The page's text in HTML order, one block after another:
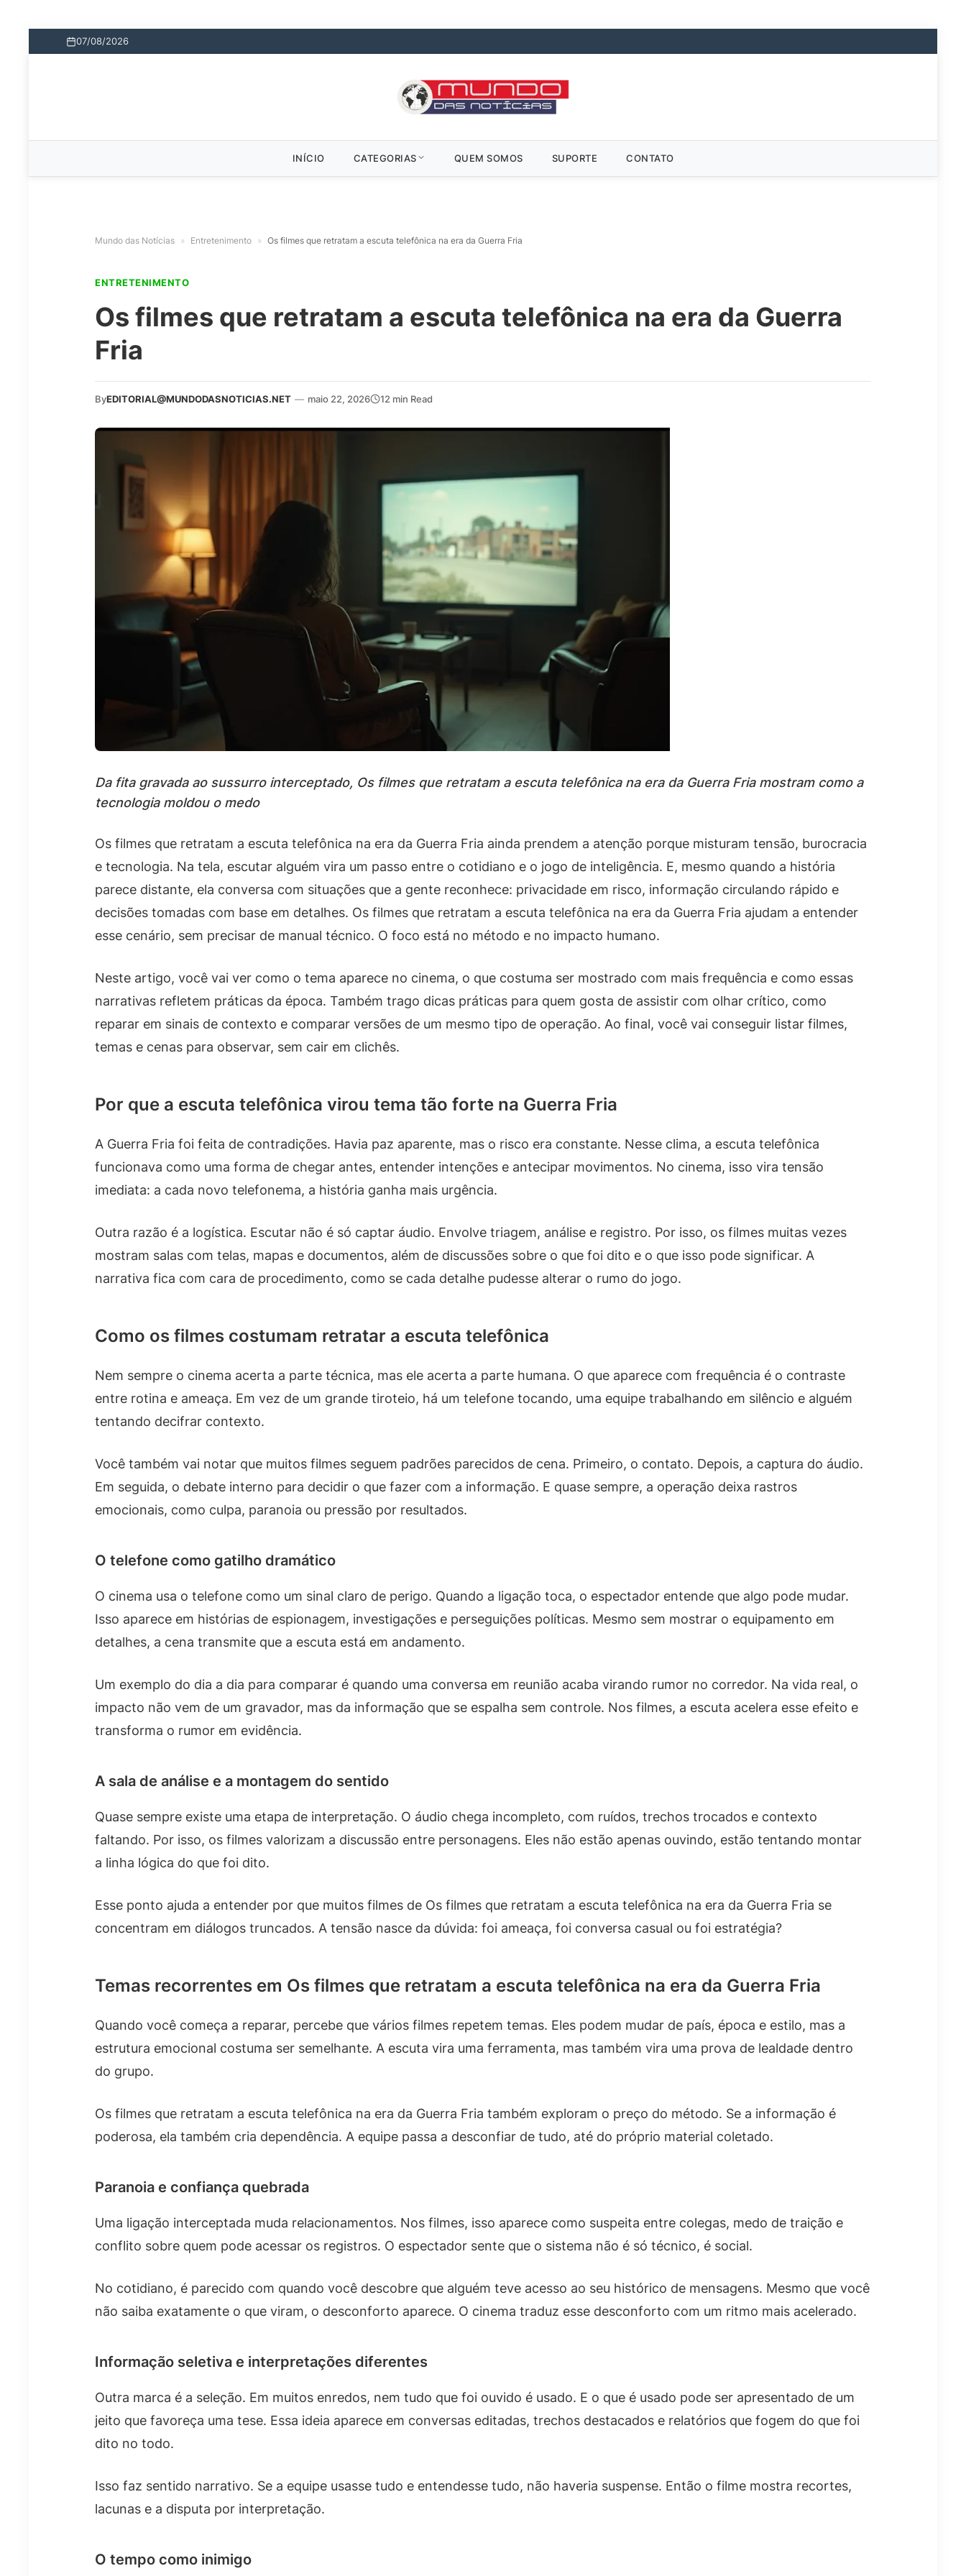
07/08/2026
INÍCIO CATEGORIAS QUEM SOMOS SUPORTE CONTATO
Mundo das Notícias » Entretenimento » Os filmes que retratam a escuta telefônica na era da Guerra Fria
ENTRETENIMENTO
Os filmes que retratam a escuta telefônica na era da Guerra
Fria
ByEDITORIAL@MUNDODASNOTICIAS.NET — maio 22, 2026 12 min Read
Da fita gravada ao sussurro interceptado, Os filmes que retratam a escuta telefônica na era da Guerra Fria mostram como a
tecnologia moldou o medo
Os filmes que retratam a escuta telefônica na era da Guerra Fria ainda prendem a atenção porque misturam tensão, burocracia
e tecnologia. Na tela, escutar alguém vira um passo entre o cotidiano e o jogo de inteligência. E, mesmo quando a história
parece distante, ela conversa com situações que a gente reconhece: privacidade em risco, informação circulando rápido e
decisões tomadas com base em detalhes. Os filmes que retratam a escuta telefônica na era da Guerra Fria ajudam a entender
esse cenário, sem precisar de manual técnico. O foco está no método e no impacto humano.
Neste artigo, você vai ver como o tema aparece no cinema, o que costuma ser mostrado com mais frequência e como essas
narrativas refletem práticas da época. Também trago dicas práticas para quem gosta de assistir com olhar crítico, como
reparar em sinais de contexto e comparar versões de um mesmo tipo de operação. Ao final, você vai conseguir listar filmes,
temas e cenas para observar, sem cair em clichês.
Por que a escuta telefônica virou tema tão forte na Guerra Fria
A Guerra Fria foi feita de contradições. Havia paz aparente, mas o risco era constante. Nesse clima, a escuta telefônica
funcionava como uma forma de chegar antes, entender intenções e antecipar movimentos. No cinema, isso vira tensão
imediata: a cada novo telefonema, a história ganha mais urgência.
Outra razão é a logística. Escutar não é só captar áudio. Envolve triagem, análise e registro. Por isso, os filmes muitas vezes
mostram salas com telas, mapas e documentos, além de discussões sobre o que foi dito e o que isso pode significar. A
narrativa fica com cara de procedimento, como se cada detalhe pudesse alterar o rumo do jogo.
Como os filmes costumam retratar a escuta telefônica
Nem sempre o cinema acerta a parte técnica, mas ele acerta a parte humana. O que aparece com frequência é o contraste
entre rotina e ameaça. Em vez de um grande tiroteio, há um telefone tocando, uma equipe trabalhando em silêncio e alguém
tentando decifrar contexto.
Você também vai notar que muitos filmes seguem padrões parecidos de cena. Primeiro, o contato. Depois, a captura do áudio.
Em seguida, o debate interno para decidir o que fazer com a informação. E quase sempre, a operação deixa rastros
emocionais, como culpa, paranoia ou pressão por resultados.
O telefone como gatilho dramático
O cinema usa o telefone como um sinal claro de perigo. Quando a ligação toca, o espectador entende que algo pode mudar.
Isso aparece em histórias de espionagem, investigações e perseguições políticas. Mesmo sem mostrar o equipamento em
detalhes, a cena transmite que a escuta está em andamento.
Um exemplo do dia a dia para comparar é quando uma conversa em reunião acaba virando rumor no corredor. Na vida real, o
impacto não vem de um gravador, mas da informação que se espalha sem controle. Nos filmes, a escuta acelera esse efeito e
transforma o rumor em evidência.
A sala de análise e a montagem do sentido
Quase sempre existe uma etapa de interpretação. O áudio chega incompleto, com ruídos, trechos trocados e contexto
faltando. Por isso, os filmes valorizam a discussão entre personagens. Eles não estão apenas ouvindo, estão tentando montar
a linha lógica do que foi dito.
Esse ponto ajuda a entender por que muitos filmes de Os filmes que retratam a escuta telefônica na era da Guerra Fria se
concentram em diálogos truncados. A tensão nasce da dúvida: foi ameaça, foi conversa casual ou foi estratégia?
Temas recorrentes em Os filmes que retratam a escuta telefônica na era da Guerra Fria
Quando você começa a reparar, percebe que vários filmes repetem temas. Eles podem mudar de país, época e estilo, mas a
estrutura emocional costuma ser semelhante. A escuta vira uma ferramenta, mas também vira uma prova de lealdade dentro
do grupo.
Os filmes que retratam a escuta telefônica na era da Guerra Fria também exploram o preço do método. Se a informação é
poderosa, ela também cria dependência. A equipe passa a desconfiar de tudo, até do próprio material coletado.
Paranoia e confiança quebrada
Uma ligação interceptada muda relacionamentos. Nos filmes, isso aparece como suspeita entre colegas, medo de traição e
conflito sobre quem pode acessar os registros. O espectador sente que o sistema não é só técnico, é social.
No cotidiano, é parecido com quando você descobre que alguém teve acesso ao seu histórico de mensagens. Mesmo que você
não saiba exatamente o que viram, o desconforto aparece. O cinema traduz esse desconforto com um ritmo mais acelerado.
Informação seletiva e interpretações diferentes
Outra marca é a seleção. Em muitos enredos, nem tudo que foi ouvido é usado. E o que é usado pode ser apresentado de um
jeito que favoreça uma tese. Essa ideia aparece em conversas editadas, trechos destacados e relatórios que fogem do que foi
dito no todo.
Isso faz sentido narrativo. Se a equipe usasse tudo e entendesse tudo, não haveria suspense. Então o filme mostra recortes,
lacunas e a disputa por interpretação.
O tempo como inimigo